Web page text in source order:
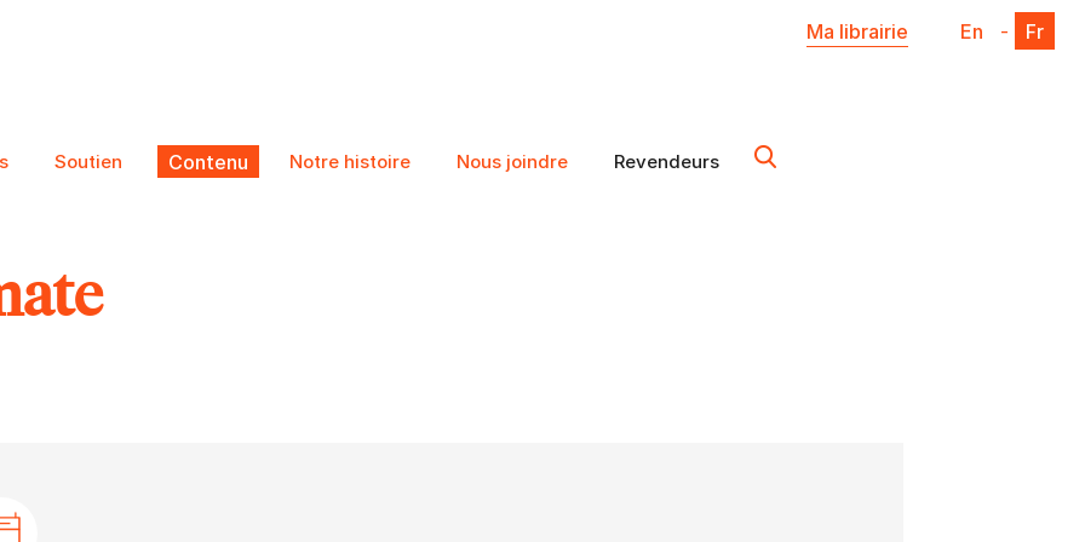
Ma librairie En - Fr
Soutien Contenu Notre histoire Nous joindre Revendeurs